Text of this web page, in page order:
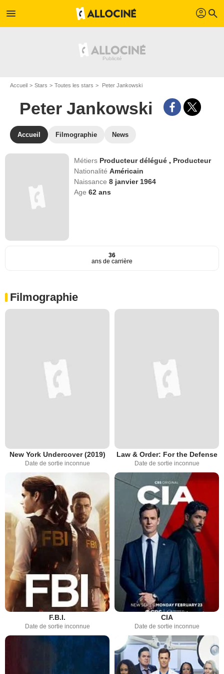
menu profil search
Accueil Stars Toutes les stars Peter Jankowski
Peter Jankowski
Accueil Filmographie News
Métiers Producteur délégué , Producteur
NationalitéAméricain
Naissance8 janvier 1964
Age62 ans
36
ans de carrière
Filmographie
New York Undercover (2019)
Date de sortie inconnue
Law & Order: For the Defense
Date de sortie inconnue
F.B.I.
Date de sortie inconnue
CIA
Date de sortie inconnue